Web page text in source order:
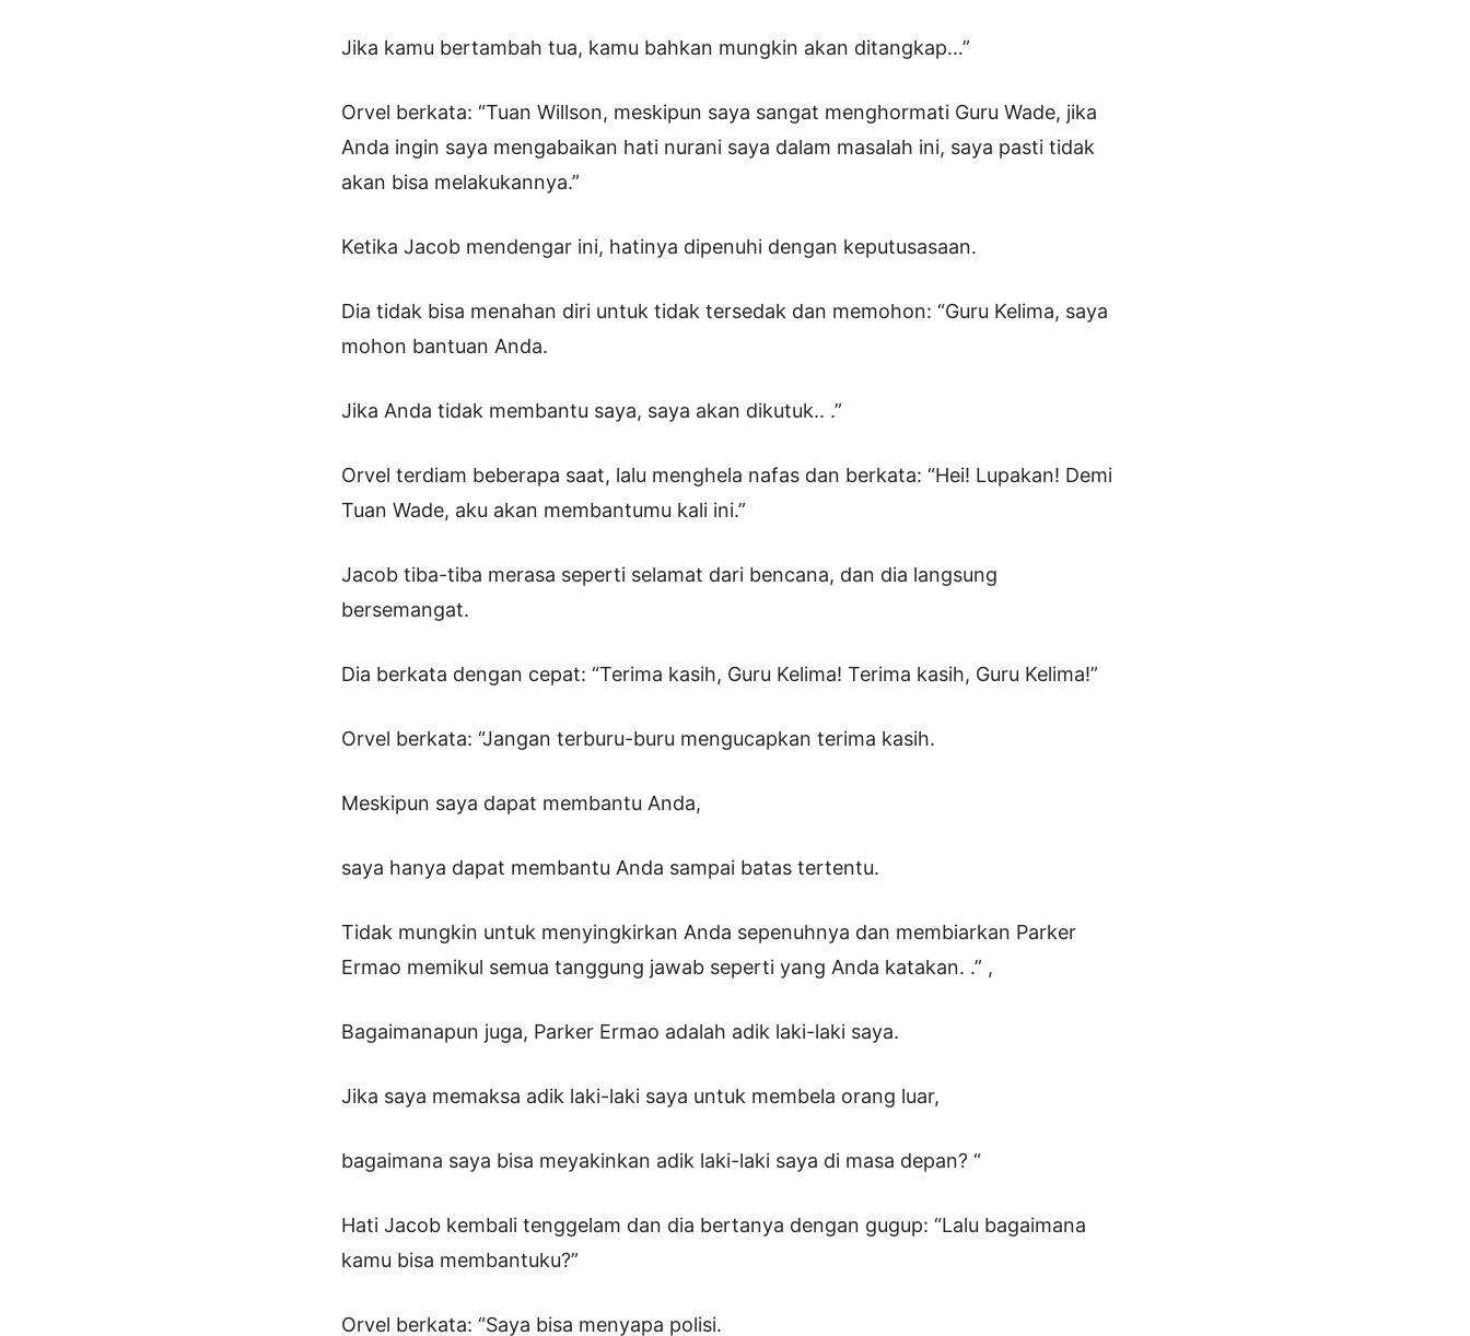
Jika kamu bertambah tua, kamu bahkan mungkin akan ditangkap…”
Orvel berkata: “Tuan Willson, meskipun saya sangat menghormati Guru Wade, jika
Anda ingin saya mengabaikan hati nurani saya dalam masalah ini, saya pasti tidak
akan bisa melakukannya.”
Ketika Jacob mendengar ini, hatinya dipenuhi dengan keputusasaan.
Dia tidak bisa menahan diri untuk tidak tersedak dan memohon: “Guru Kelima, saya
mohon bantuan Anda.
Jika Anda tidak membantu saya, saya akan dikutuk.. .”
Orvel terdiam beberapa saat, lalu menghela nafas dan berkata: “Hei! Lupakan! Demi
Tuan Wade, aku akan membantumu kali ini.”
Jacob tiba-tiba merasa seperti selamat dari bencana, dan dia langsung
bersemangat.
Dia berkata dengan cepat: “Terima kasih, Guru Kelima! Terima kasih, Guru Kelima!”
Orvel berkata: “Jangan terburu-buru mengucapkan terima kasih.
Meskipun saya dapat membantu Anda,
saya hanya dapat membantu Anda sampai batas tertentu.
Tidak mungkin untuk menyingkirkan Anda sepenuhnya dan membiarkan Parker
Ermao memikul semua tanggung jawab seperti yang Anda katakan. .” ,
Bagaimanapun juga, Parker Ermao adalah adik laki-laki saya.
Jika saya memaksa adik laki-laki saya untuk membela orang luar,
bagaimana saya bisa meyakinkan adik laki-laki saya di masa depan? “
Hati Jacob kembali tenggelam dan dia bertanya dengan gugup: “Lalu bagaimana
kamu bisa membantuku?”
Orvel berkata: “Saya bisa menyapa polisi.